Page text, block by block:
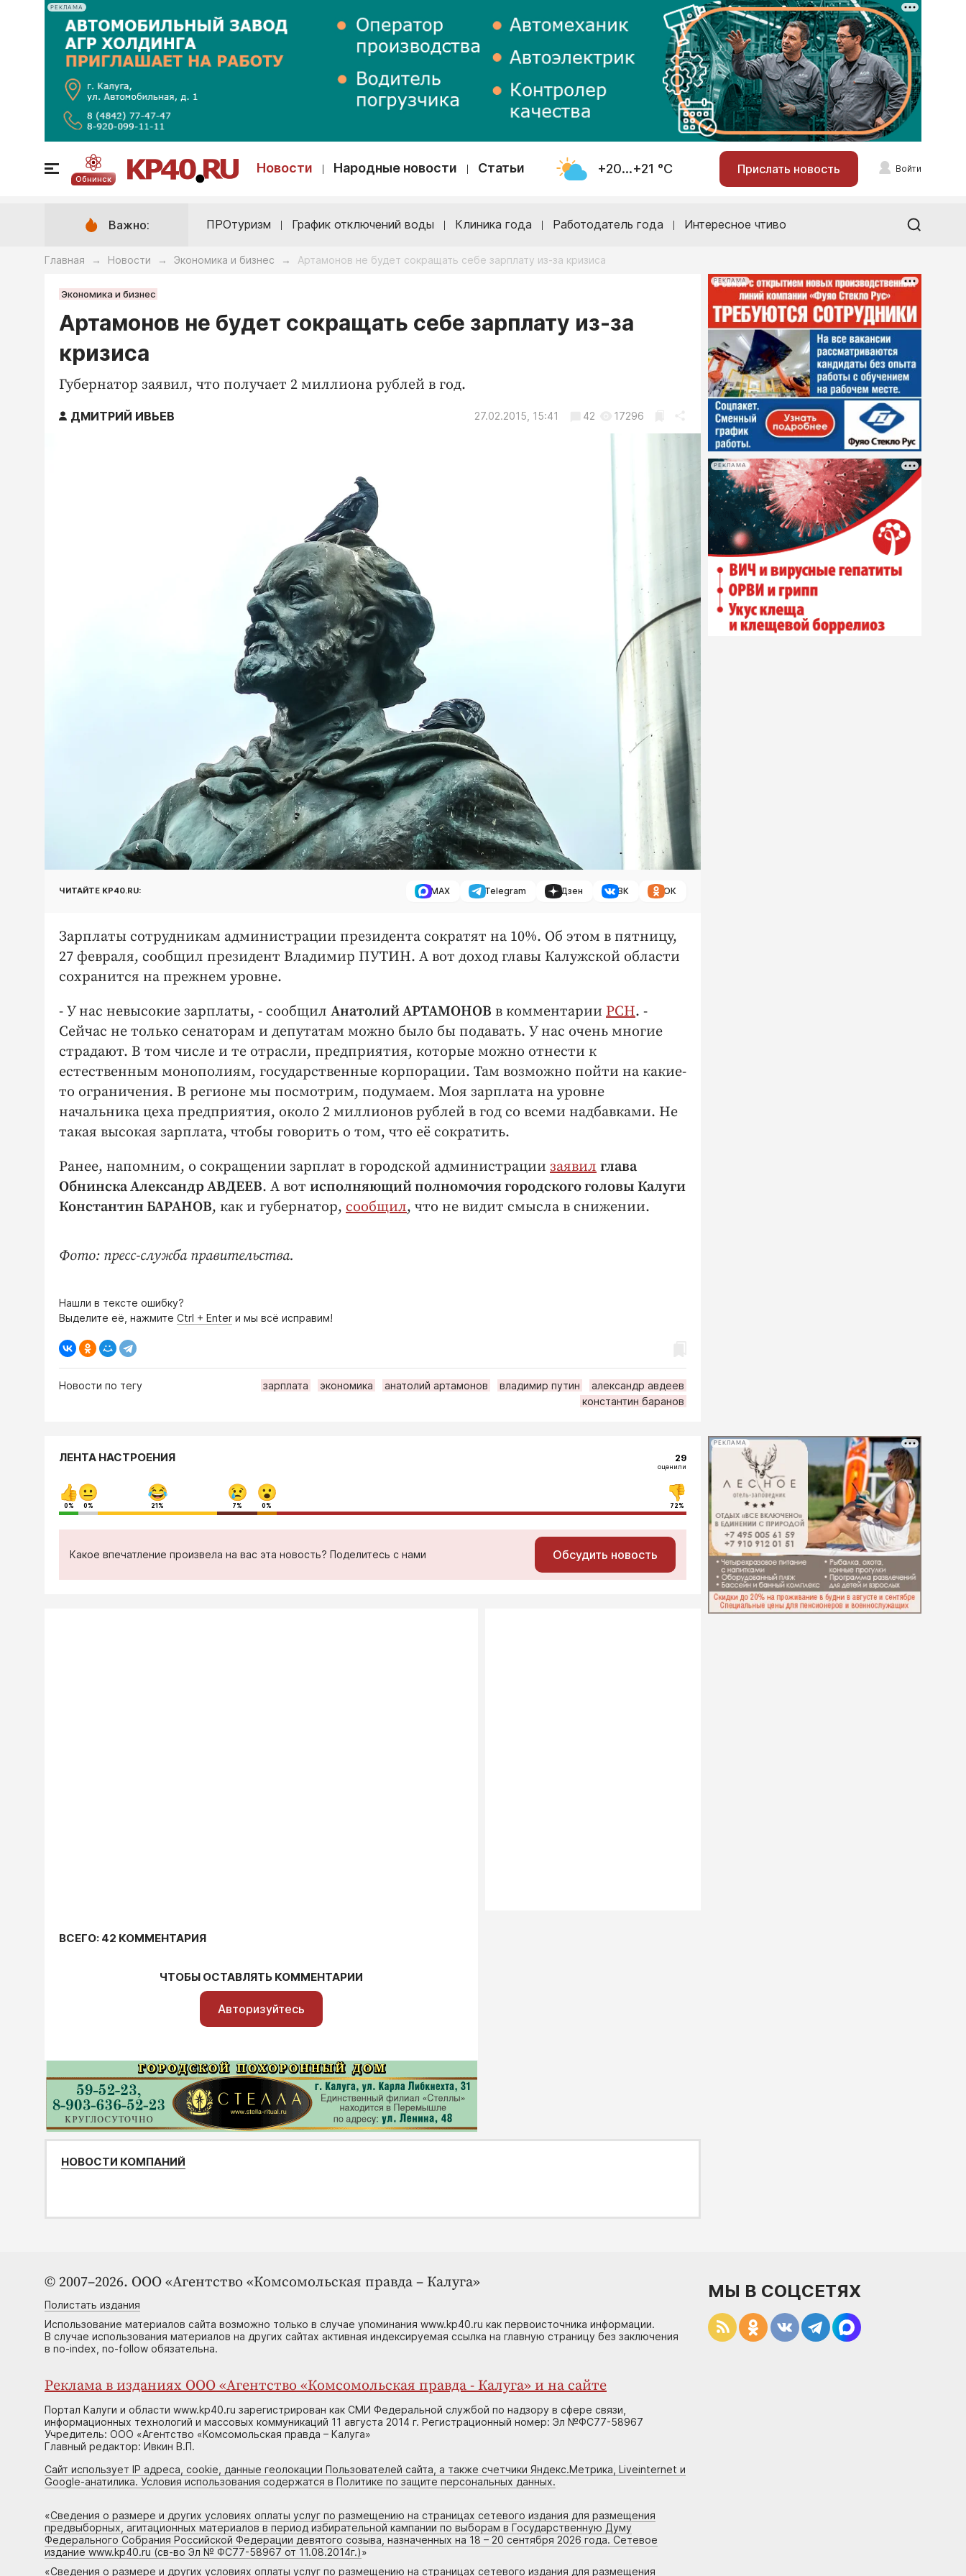
РЕКЛАМА
Обнинск
Новости Народные новости Статьи +20...+21 °С Прислать новость Войти
Важно: ПРОтуризм График отключений воды Клиника года Работодатель года Интересное чтиво
Главная → Новости → Экономика и бизнес → Артамонов не будет сокращать себе зарплату из-за кризиса
Экономика и бизнес
Артамонов не будет сокращать себе зарплату из-за
кризиса
Губернатор заявил, что получает 2 миллиона рублей в год.
ДМИТРИЙ ИВЬЕВ 27.02.2015, 15:41 42 17296
ЧИТАЙТЕ KP40.RU: MAX Telegram Дзен ВК ОК
Зарплаты сотрудникам администрации президента сократят на 10%. Об этом в пятницу,
27 февраля, сообщил президент Владимир ПУТИН. А вот доход главы Калужской области
сохранится на прежнем уровне.
- У нас невысокие зарплаты, - сообщил Анатолий АРТАМОНОВ в комментарии РСН. -
Сейчас не только сенаторам и депутатам можно было бы подавать. У нас очень многие
страдают. В том числе и те отрасли, предприятия, которые можно отнести к
естественным монополиям, государственные корпорации. Там возможно пойти на какие-
то ограничения. В регионе мы посмотрим, подумаем. Моя зарплата на уровне
начальника цеха предприятия, около 2 миллионов рублей в год со всеми надбавками. Не
такая высокая зарплата, чтобы говорить о том, что её сократить.
Ранее, напомним, о сокращении зарплат в городской администрации заявил глава
Обнинска Александр АВДЕЕВ. А вот исполняющий полномочия городского головы Калуги
Константин БАРАНОВ, как и губернатор, сообщил, что не видит смысла в снижении.
Фото: пресс-служба правительства.
Нашли в тексте ошибку?
Выделите её, нажмите Ctrl + Enter и мы всё исправим!
Новости по тегу зарплата экономика анатолий артамонов владимир путин
александр авдеев
константин баранов
РЕКЛАМА
РЕКЛАМА
ЛЕНТА НАСТРОЕНИЯ 29
оценили
0% 0% 21% 7% 0% 72%
Какое впечатление произвела на вас эта новость? Поделитесь с нами Обсудить новость
ВСЕГО: 42 КОММЕНТАРИЯ
ЧТОБЫ ОСТАВЛЯТЬ КОММЕНТАРИИ
Авторизуйтесь
НОВОСТИ КОМПАНИЙ
РЕКЛАМА
© 2007–2026. ООО «Агентство «Комсомольская правда – Калуга»
Полистать издания
Использование материалов сайта возможно только в случае упоминания www.kp40.ru как первоисточника информации.
В случае использования материалов на других сайтах активная индексируемая ссылка на главную страницу без заключения
в no-index, no-follow обязательна.
Реклама в изданиях ООО «Агентство «Комсомольская правда - Калуга» и на сайте
Портал Калуги и области www.kp40.ru зарегистрирован как СМИ Федеральной службой по надзору в сфере связи,
информационных технологий и массовых коммуникаций 11 августа 2014 г. Регистрационный номер: Эл №ФС77-58967
Учредитель: ООО «Агентство «Комсомольская правда – Калуга»
Главный редактор: Ивкин В.П.
Сайт использует IP адреса, cookie, данные геолокации Пользователей сайта, а также счетчики Яндекс.Метрика, Liveinternet и
Google-анатилика. Условия использования содержатся в Политике по защите персональных данных.
«Сведения о размере и других условиях оплаты услуг по размещению на страницах сетевого издания для размещения
предвыборных, агитационных материалов в период избирательной кампании по выборам в Государственную Думу
Федерального Собрания Российской Федерации девятого созыва, назначенных на 18 – 20 сентября 2026 года. Сетевое
издание www.kp40.ru (св-во Эл № ФС77-58967 от 11.08.2014г.)»
«Сведения о размере и других условиях оплаты услуг по размещению на страницах сетевого издания для размещения
МЫ В СОЦСЕТЯХ